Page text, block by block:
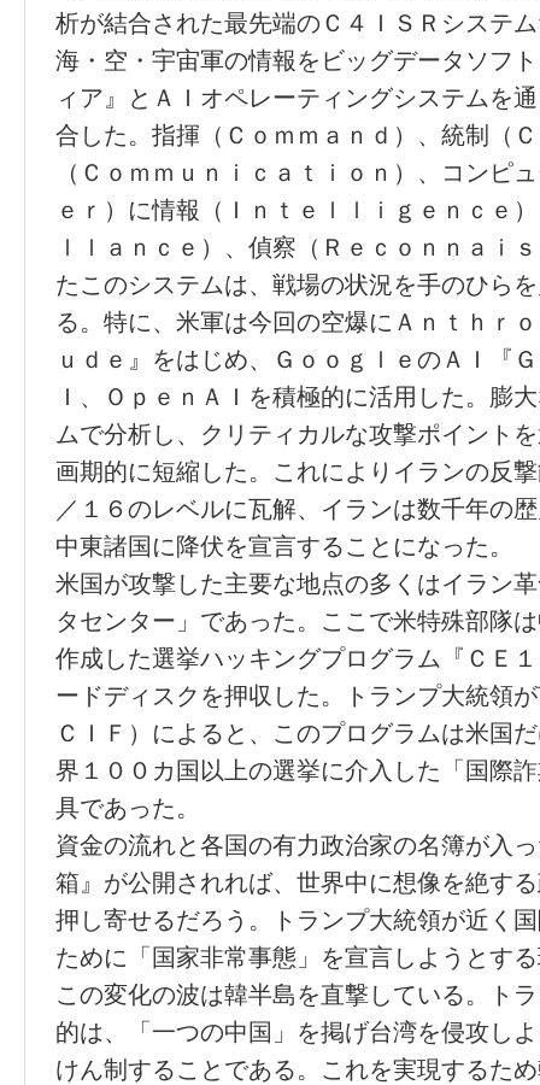
析が結合された最先端のＣ４ＩＳＲシステ
海・空・宇宙軍の情報をビッグデータソフ
ィア』とＡＩオペレーティングシステムを
合した。指揮（Ｃｏｍｍａｎｄ）、統制（
（Ｃｏｍｍｕｎｉｃａｔｉｏｎ）、コンピ
ｅｒ）に情報（Ｉｎｔｅｌｌｉｇｅｎｃｅ
ｌｌａｎｃｅ）、偵察（Ｒｅｃｏｎｎａｉ
たこのシステムは、戦場の状況を手のひら
る。特に、米軍は今回の空爆にＡｎｔｈｒ
ｕｄｅ』をはじめ、ＧｏｏｇｌｅのＡＩ『
Ｉ、ＯｐｅｎＡＩを積極的に活用した。膨
ムで分析し、クリティカルな攻撃ポイント
画期的に短縮した。これによりイランの反
／１６のレベルに瓦解、イランは数千年の
中東諸国に降伏を宣言することになった。
米国が攻撃した主要な地点の多くはイラン
タセンター」であった。ここで米特殊部隊
作成した選挙ハッキングプログラム『ＣＥ
ードディスクを押収した。トランプ大統領
ＣＩＦ）によると、このプログラムは米国
界１００カ国以上の選挙に介入した「国際
具であった。
資金の流れと各国の有力政治家の名簿が入
箱』が公開されれば、世界中に想像を絶す
押し寄せるだろう。トランプ大統領が近く
ために「国家非常事態」を宣言しようとす
この変化の波は韓半島を直撃している。ト
的は、「一つの中国」を掲げ台湾を侵攻し
けん制することである。これを実現するた